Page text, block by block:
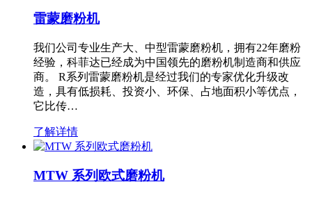
雷蒙磨粉机
我们公司专业生产大、中型雷蒙磨粉机，拥有22年磨粉
经验，科菲达已经成为中国领先的磨粉机制造商和供应
商。 R系列雷蒙磨粉机是经过我们的专家优化升级改
造，具有低损耗、投资小、环保、占地面积小等优点，
它比传…
了解详情
MTW 系列欧式磨粉机